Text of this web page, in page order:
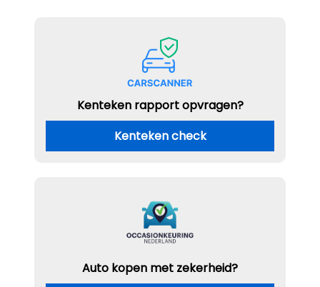
Kenteken rapport opvragen?
Kenteken check
Auto kopen met zekerheid?